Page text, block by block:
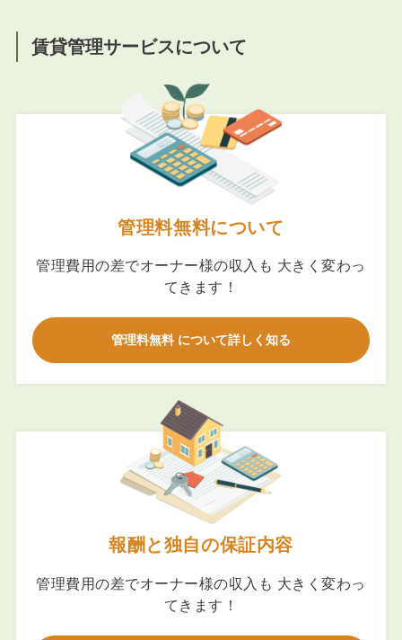
賃貸管理サービスについて
管理料無料について
管理費用の差でオーナー様の収入も 大きく変わっ
てきます！
管理料無料 について詳しく知る
報酬と独自の保証内容
管理費用の差でオーナー様の収入も 大きく変わっ
てきます！